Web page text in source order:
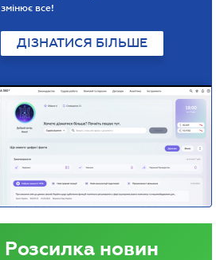
змінює все!
ДІЗНАТИСЯ БІЛЬШЕ
Розсилка новин